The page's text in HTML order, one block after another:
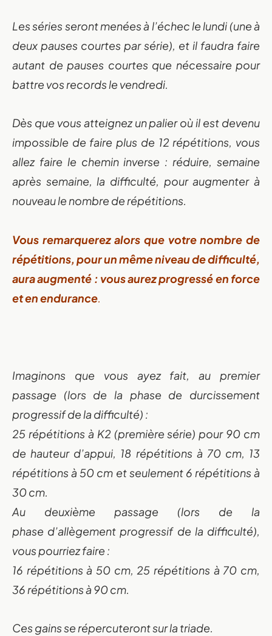
Les séries seront menées à l’échec le lundi (une à
deux pauses courtes par série), et il faudra faire
autant de pauses courtes que nécessaire pour
battre vos records le vendredi.
Dès que vous atteignez un palier où il est devenu
impossible de faire plus de 12 répétitions, vous
allez faire le chemin inverse : réduire, semaine
après semaine, la difficulté, pour augmenter à
nouveau le nombre de répétitions.
Vous remarquerez alors que votre nombre de
répétitions, pour un même niveau de difficulté,
aura augmenté : vous aurez progressé en force
et en endurance
Imaginons que vous ayez fait, au premier
passage (lors de la phase de durcissement
progressif de la difficulté) :
25 répétitions à K2 (première série) pour 90 cm
de hauteur d’appui, 18 répétitions à 70 cm, 13
répétitions à 50 cm et seulement 6 répétitions à
30 cm.
Au deuxième passage (lors de la
phase d’allègement progressif de la difficulté),
vous pourriez faire :
16 répétitions à 50 cm, 25 répétitions à 70 cm,
36 répétitions à 90 cm.
Ces gains se répercuteront sur la triade.